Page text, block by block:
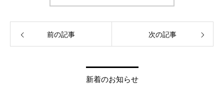
前の記事 次の記事
新着のお知らせ